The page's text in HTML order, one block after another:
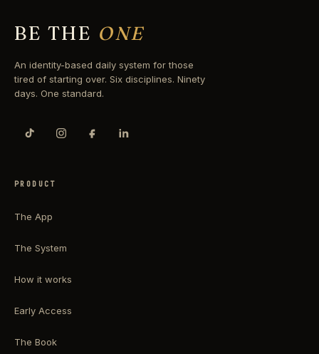
BE THE ONE
An identity-based daily system for those
tired of starting over. Six disciplines. Ninety
days. One standard.
PRODUCT
The App
The System
How it works
Early Access
The Book